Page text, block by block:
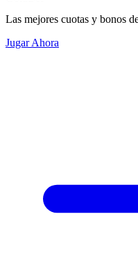
Las mejores cuotas y bonos
Jugar Ahora